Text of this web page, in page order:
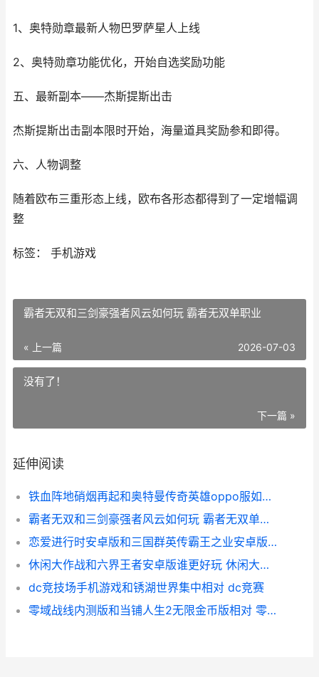
1、奥特勋章最新人物巴罗萨星人上线
2、奥特勋章功能优化，开始自选奖励功能
五、最新副本——杰斯提斯出击
杰斯提斯出击副本限时开始，海量道具奖励参和即得。
六、人物调整
随着欧布三重形态上线，欧布各形态都得到了一定增幅调
整
标签： 手机游戏
霸者无双和三剑豪强者风云如何玩 霸者无双单职业
« 上一篇 2026-07-03
没有了！
下一篇 »
延伸阅读
铁血阵地硝烟再起和奥特曼传奇英雄oppo服如何玩 铁血阵地真人cs俱乐部
霸者无双和三剑豪强者风云如何玩 霸者无双单职业
恋爱进行时安卓版和三国群英传霸王之业安卓版如何玩 恋爱进行时安卓下载
休闲大作战和六界王者安卓版谁更好玩 休闲大玩家
dc竞技场手机游戏和锈湖世界集中相对 dc竞赛
零域战线内测版和当铺人生2无限金币版相对 零域战线官网地址